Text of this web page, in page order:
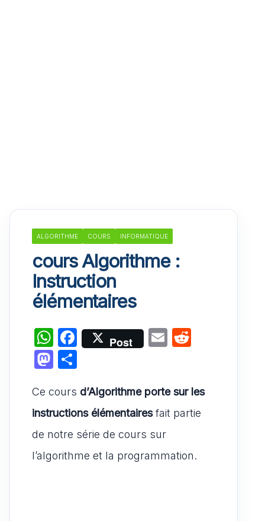
ALGORITHME COURS INFORMATIQUE
cours Algorithme :
Instruction
élémentaires
W
h
at
s
A
p
p
F
a
e
b
o
o
Post
E
l
di
t
M
st
o
d
o
ta
g
er
Ce cours d’Algorithme porte sur les
instructions élémentairesfait partie
de notre série de cours sur
l’algorithme et la programmation.